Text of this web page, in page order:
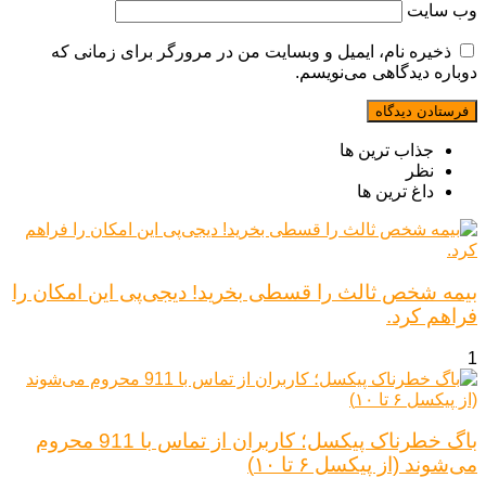
وب‌ سایت
ذخیره نام، ایمیل و وبسایت من در مرورگر برای زمانی که
دوباره دیدگاهی می‌نویسم.
جذاب ترین ها
نظر
داغ ترین ها
بیمه شخص ثالث را قسطی بخرید! دیجی‌پی این امکان را
فراهم کرد.
1
باگ خطرناک پیکسل؛ کاربران از تماس با 911 محروم
می‌شوند (از پیکسل ۶ تا ۱۰)